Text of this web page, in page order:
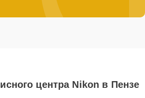
центра Nikon в Пензе